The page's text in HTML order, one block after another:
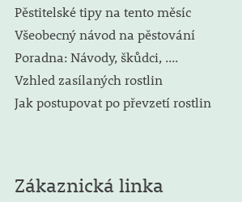
Pěstitelské tipy na tento měsíc
Všeobecný návod na pěstování
Poradna: Návody, škůdci, ....
Vzhled zasílaných rostlin
Jak postupovat po převzetí rostlin
Zákaznická linka